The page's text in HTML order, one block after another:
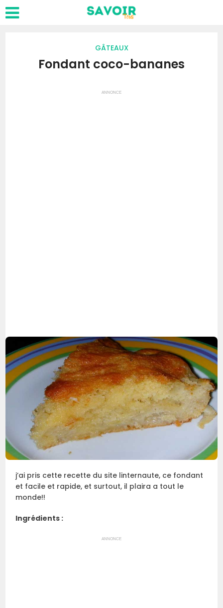
GÂTEAUX
Fondant coco-bananes
ANNONCE
j’ai pris cette recette du site linternaute, ce fondant
et facile et rapide, et surtout, il plaira a tout le
monde!!
Ingrédients :
ANNONCE